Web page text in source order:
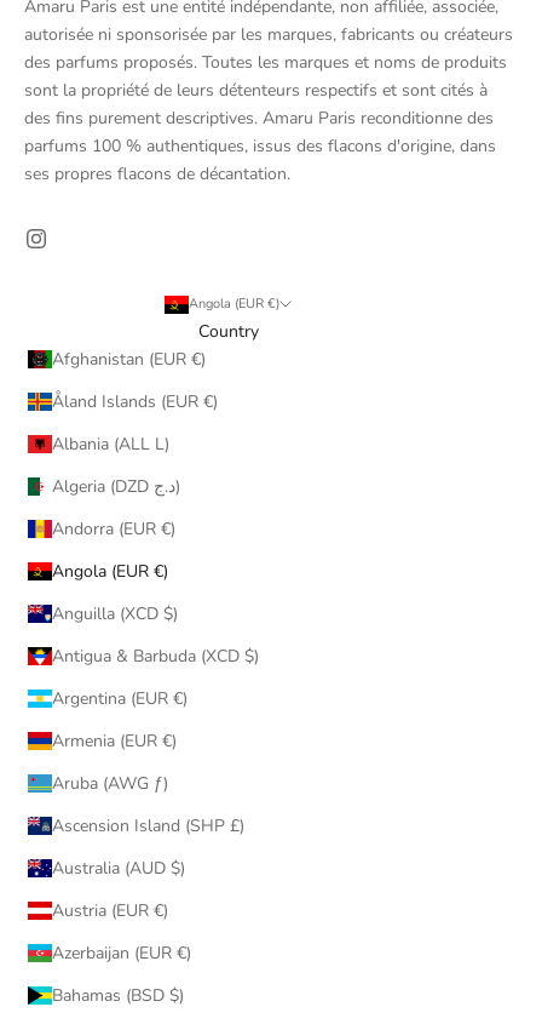
Amaru Paris est une entité indépendante, non affiliée, associée,
autorisée ni sponsorisée par les marques, fabricants ou créateurs
des parfums proposés. Toutes les marques et noms de produits
sont la propriété de leurs détenteurs respectifs et sont cités à
des fins purement descriptives. Amaru Paris reconditionne des
parfums 100 % authentiques, issus des flacons d'origine, dans
ses propres flacons de décantation.
Angola (EUR €)
Country
Afghanistan (EUR €)
Åland Islands (EUR €)
Albania (ALL L)
Algeria (DZD د.ج)
Andorra (EUR €)
Angola (EUR €)
Anguilla (XCD $)
Antigua & Barbuda (XCD $)
Argentina (EUR €)
Armenia (EUR €)
Aruba (AWG ƒ)
Ascension Island (SHP £)
Australia (AUD $)
Austria (EUR €)
Azerbaijan (EUR €)
Bahamas (BSD $)